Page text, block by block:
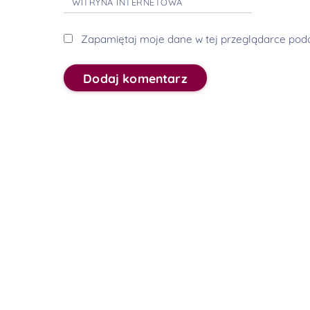
Zapamiętaj moje dane w tej przeglądarce